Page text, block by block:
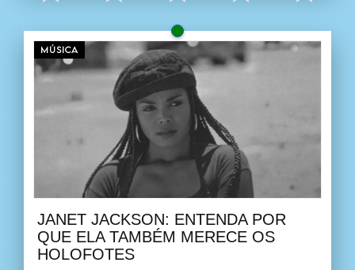
MÚSICA
JANET JACKSON: ENTENDA POR
QUE ELA TAMBÉM MERECE OS
HOLOFOTES